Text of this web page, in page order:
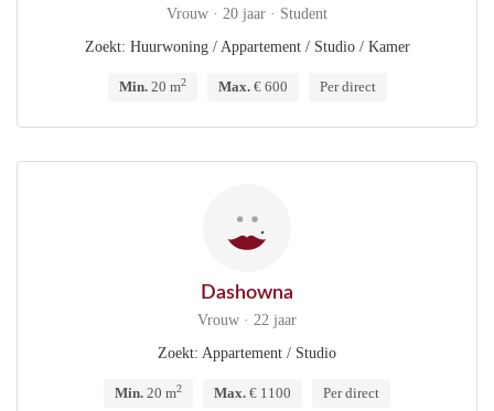
Vrouw · 20 jaar · Student
Zoekt: Huurwoning / Appartement / Studio / Kamer
Min.20 m2 Max.€ 600 Per direct
Dashowna
Vrouw · 22 jaar
Zoekt: Appartement / Studio
Min. 20 m2 Max. € 1100 Per direct